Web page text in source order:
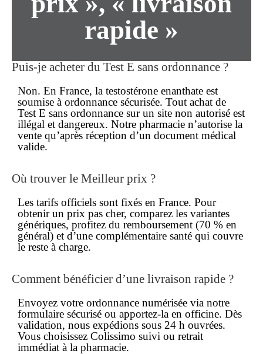
rapide »
Puis-je acheter du Test E sans ordonnance ?
Non. En France, la testostérone enanthate est
soumise à ordonnance sécurisée. Tout achat de
Test E sans ordonnance sur un site non autorisé est
illégal et dangereux. Notre pharmacie n’autorise la
vente qu’après réception d’un document médical
valide.
Où trouver le Meilleur prix ?
Les tarifs officiels sont fixés en France. Pour
obtenir un prix pas cher, comparez les variantes
génériques, profitez du remboursement (70 % en
général) et d’une complémentaire santé qui couvre
le reste à charge.
Comment bénéficier d’une livraison rapide ?
Envoyez votre ordonnance numérisée via notre
formulaire sécurisé ou apportez-la en officine. Dès
validation, nous expédions sous 24 h ouvrées.
Vous choisissez Colissimo suivi ou retrait
immédiat à la pharmacie.